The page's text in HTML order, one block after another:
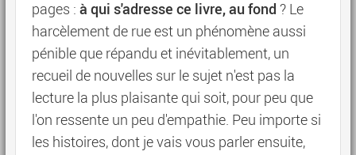
pages : à qui s'adresse ce livre, au fond ? Le
harcèlement de rue est un phénomène aussi
pénible que répandu et inévitablement, un
recueil de nouvelles sur le sujet n'est pas la
lecture la plus plaisante qui soit, pour peu que
l'on ressente un peu d'empathie. Peu importe si
les histoires, dont je vais vous parler ensuite,